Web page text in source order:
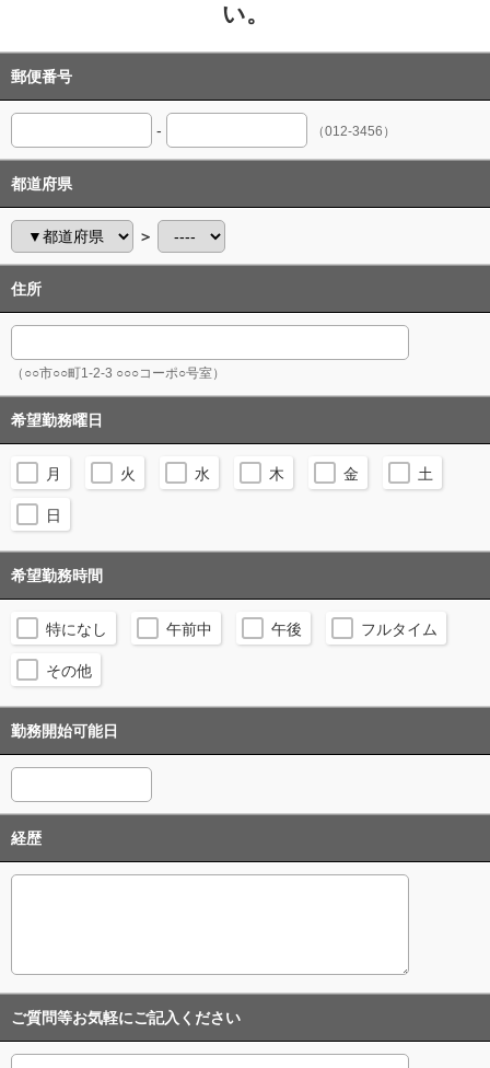
い。
郵便番号
- （012-3456）
都道府県
＞
住所
（○○市○○町1-2-3 ○○○コーポ○号室）
希望勤務曜日
月 火 水 木 金 土
日
希望勤務時間
特になし 午前中 午後 フルタイム
その他
勤務開始可能日
経歴
ご質問等お気軽にご記入ください